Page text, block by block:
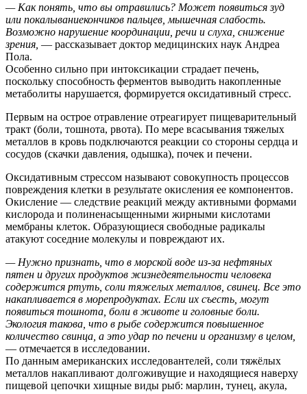
— Как понять, что вы отравились? Может появиться зуд
или покалываниекончиков пальцев, мышечная слабость.
Возможно нарушение координации, речи и слуха, снижение
зрения, — рассказывает доктор медицинских наук Андреа
Пола.
Особенно сильно при интоксикации страдает печень,
поскольку способность ферментов выводить накопленные
метаболиты нарушается, формируется оксидативный стресс.
Первым на острое отравление отреагирует пищеварительный
тракт (боли, тошнота, рвота). По мере всасывания тяжелых
металлов в кровь подключаются реакции со стороны сердца и
сосудов (скачки давления, одышка), почек и печени.
Оксидативным стрессом называют совокупность процессов
повреждения клетки в результате окисления ее компонентов.
Окисление — следствие реакций между активными формами
кислорода и полиненасыщенными жирными кислотами
мембраны клеток. Образующиеся свободные радикалы
атакуют соседние молекулы и повреждают их.
— Нужно признать, что в морской воде из-за нефтяных
пятен и других продуктов жизнедеятельности человека
содержится ртуть, соли тяжелых металлов, свинец. Все это
накапливается в морепродуктах. Если их съесть, могут
появиться тошнота, боли в животе и головные боли.
Экология такова, что в рыбе содержится повышенное
количество свинца, а это удар по печени и организму в целом,
— отмечается в исследовании.
По данным американских исследовантелей, соли тяжёлых
металлов накапливают долгоживущие и находящиеся наверху
пищевой цепочки хищные виды рыб: марлин, тунец, акула,